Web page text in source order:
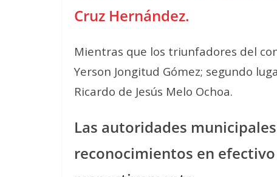
Cruz Hernández.
Mientras que los triunfadores del
Yerson Jongitud Gómez; segundo
Ricardo de Jesús Melo Ochoa.
Las autoridades
reconocimientos en